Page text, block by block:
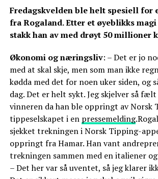
Fredagskvelden ble helt spesiell for
fra Rogaland. Etter et øyeblikks
stakk han av med drøyt 50 millioner
Økonomi og næringsliv: – Det er jo
med at skal skje, men som man ikke
kødda med det for noen uker siden, og
dag. Det er helt sykt. Jeg skjelver så
vinneren da han ble oppringt av Norsk
tippeselskapet i en pressemelding
sjekket trekningen i Norsk Tipping-
oppringt fra Hamar. Han vant
trekningen sammen med en italiener
– Det her var så uventet, så jeg klarer